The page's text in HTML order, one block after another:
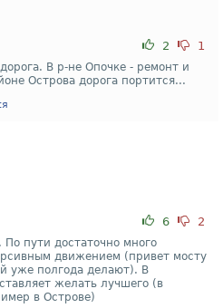
2 1
В р-не Опочке - ремонт и
Острова дорога портится...
6 2
пути достаточно много
движением (привет мосту
уже полгода делают). В
желать лучшего (в
в Острове)